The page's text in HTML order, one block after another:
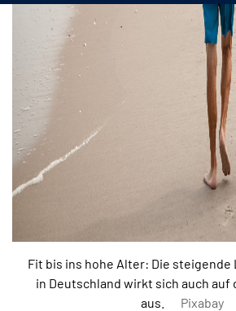
Fit bis ins hohe Alter: Die
in Deutschland wirkt sich auch auf
aus.
Pixabay